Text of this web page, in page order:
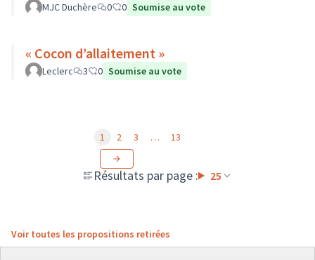
MJC Duchère 0 0 Soumise au vote
« Cocon d’allaitement »
Leclerc 3 0 Soumise au vote
Résultats par page : 25
1 2 3 … 13
Voir toutes les propositions retirées